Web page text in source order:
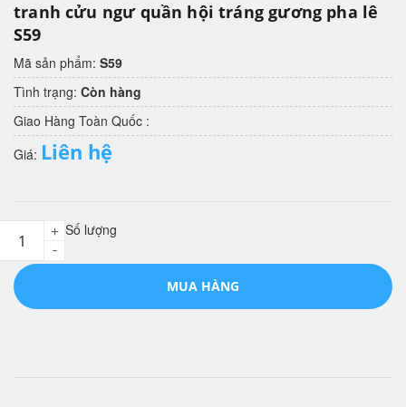
tranh cửu ngư quần hội tráng gương pha lê
S59
Mã sản phẩm: S59
Tình trạng: Còn hàng
Giao Hàng Toàn Quốc :
Giá: Liên hệ
Số lượng
-
+
MUA HÀNG